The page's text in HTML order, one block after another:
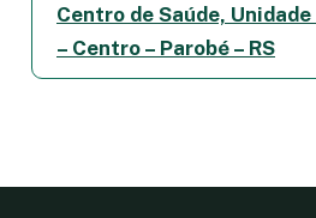
Centro de Saúde,
– Centro – Parobé – RS